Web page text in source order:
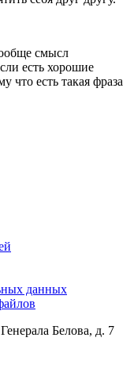
смысл
есть хорошие
что есть такая фраза
данных
Белова, д. 7